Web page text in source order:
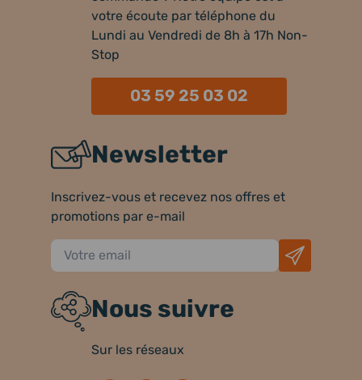
votre écoute par téléphone du
Lundi au Vendredi de 8h à 17h Non-
Stop
03 59 25 03 02
Newsletter
Inscrivez-vous et recevez nos offres et
promotions par e-mail
Nous suivre
Sur les réseaux